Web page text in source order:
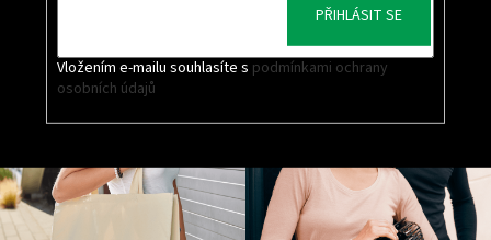
Vložením e-mailu souhlasíte s podmínkami ochrany
osobních údajů
PŘIHLÁSIT SE